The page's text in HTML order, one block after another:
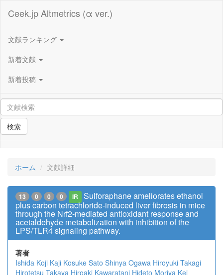
Ceek.jp Altmetrics (α ver.)
文献ランキング
新着文献
新着投稿
検索
ホーム 文献詳細
13 0 0 0 IR
Sulforaphane ameliorates ethanol
plus carbon tetrachloride-induced liver fibrosis in mice
through the Nrf2-mediated antioxidant response and
acetaldehyde metabolization with inhibition of the
LPS/TLR4 signaling pathway.
著者
Ishida Koji Kaji Kosuke Sato Shinya Ogawa Hiroyuki Takagi
Hirotetsu Takaya Hiroaki Kawaratani Hideto Moriya Kei